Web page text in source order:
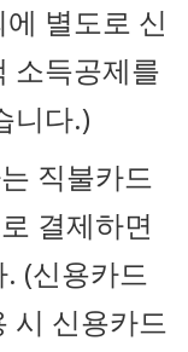
별도로 신
소득공제를
니다.)
직불카드
결제하면
(신용카드
시 신용카드